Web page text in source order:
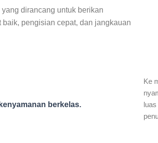
dirancang untuk berikan
pengisian cepat, dan jangkauan
berkelas.
Ke